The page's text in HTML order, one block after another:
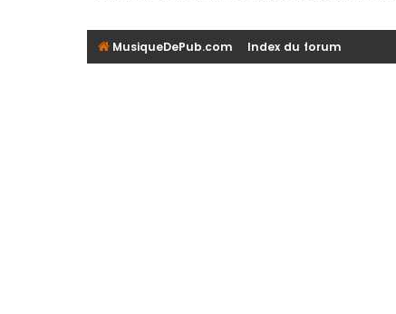
MusiqueDePub.com Index du forum